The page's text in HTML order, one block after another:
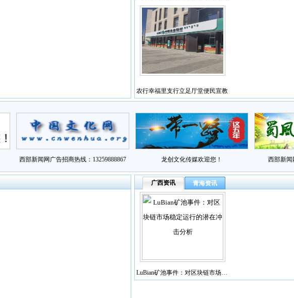
农行幸福里支行立足厅堂便民宣教
西部新闻网广告招商热线：13259888867 龙创文化传媒欢迎您！ 西部新闻
广西资讯 青海资讯
LuBian矿池事件：对区块链市场…